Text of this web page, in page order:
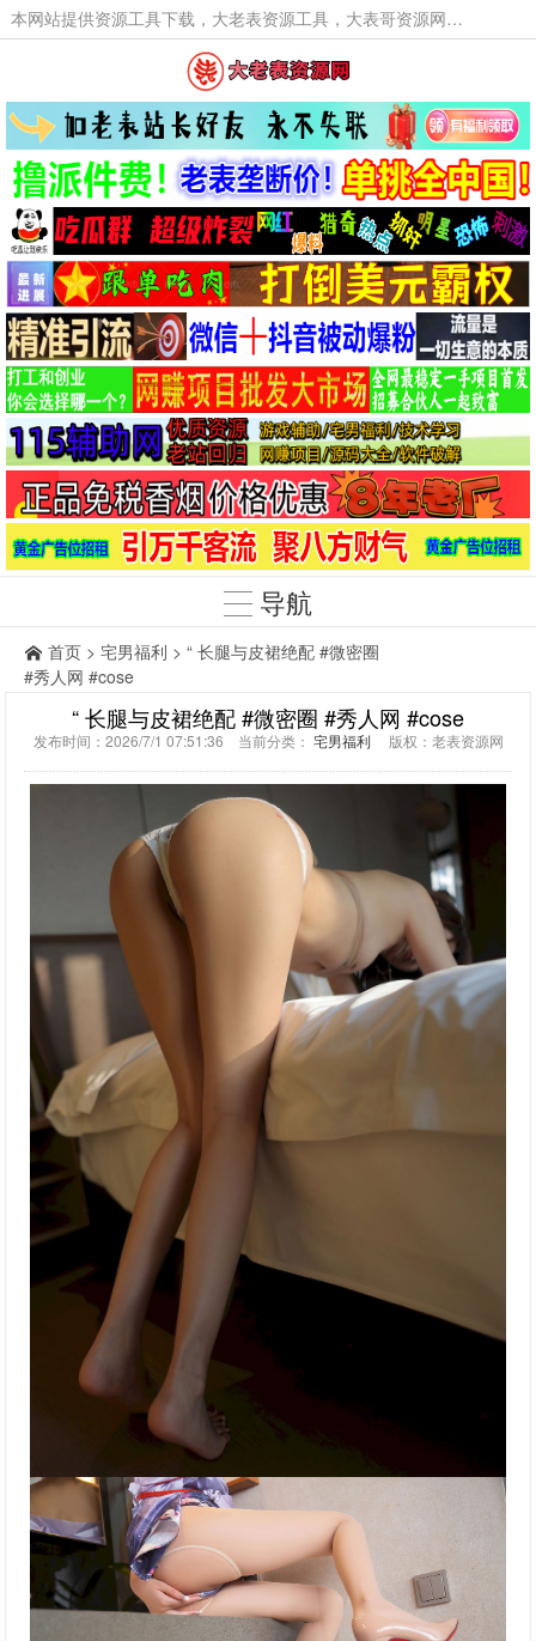
本网站提供资源工具下载，大老表资源工具，大表哥资源网软件工具，大老表资源下载，活动线报福利资源分享,活动线报，大型网游经典游戏，网络热门技术游戏辅助交流与分享。
导航
首页 > 宅男福利 > “ 长腿与皮裙绝配 #微密圈
#秀人网 #cose
“ 长腿与皮裙绝配 #微密圈 #秀人网 #cose
发布时间：2026/7/1 07:51:36 当前分类： 宅男福利 版权：老表资源网